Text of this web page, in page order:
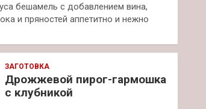
бешамель с добавлением вина,
и пряностей аппетитно и нежно
ЗАГОТОВКА
Дрожжевой пирог-гармошка
с клубникой